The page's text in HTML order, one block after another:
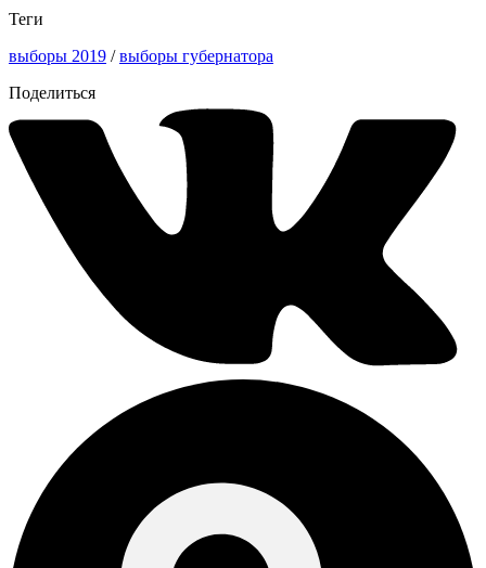
Теги
выборы 2019 /выборы губернатора
Поделиться